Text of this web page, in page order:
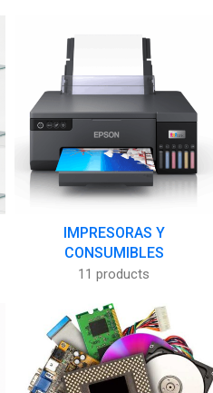
IMPRESORAS Y
CONSUMIBLES
11 products